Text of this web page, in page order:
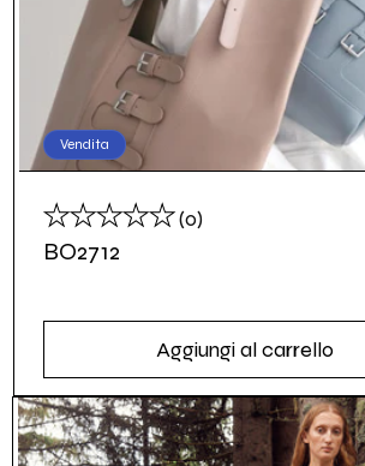
Vendita
(0)recensioni
BO2712
Aggiungi al carrello